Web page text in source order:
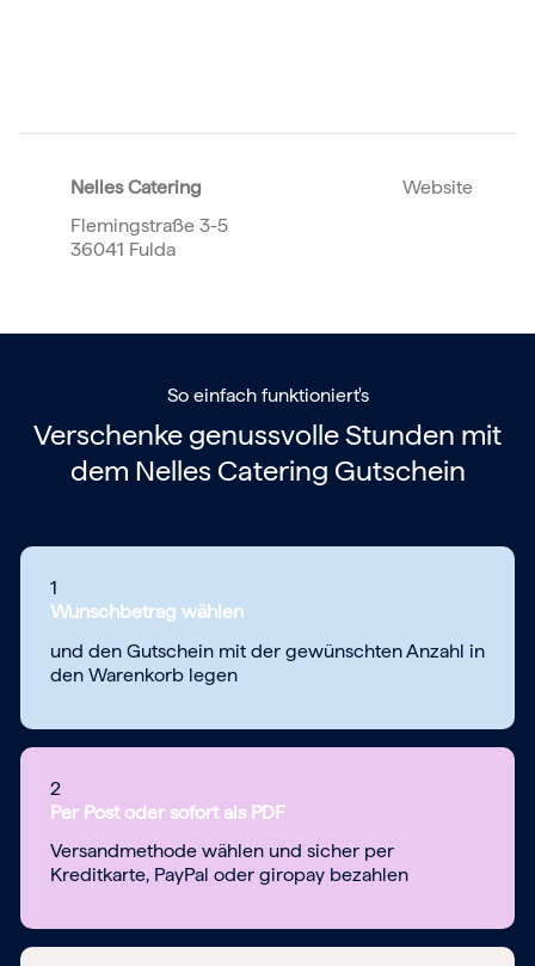
Nelles Catering
Flemingstraße 3-5
36041 Fulda
Website
So einfach funktioniert's
Verschenke genussvolle Stunden mit
dem Nelles Catering Gutschein
1
Wunschbetrag wählen
und den Gutschein mit der gewünschten Anzahl in
den Warenkorb legen
2
Per Post oder sofort als PDF
Versandmethode wählen und sicher per
Kreditkarte, PayPal oder giropay bezahlen